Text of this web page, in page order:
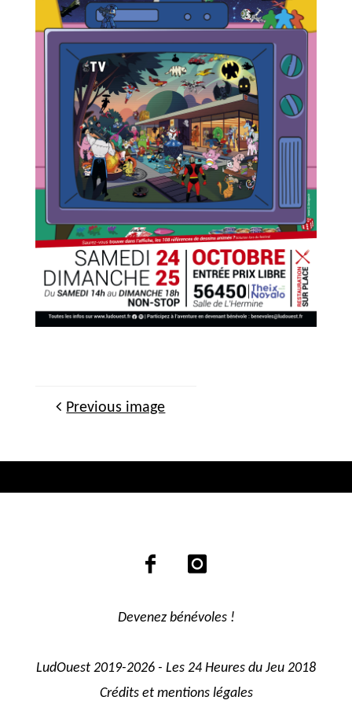
Previous image
Devenez bénévoles !
LudOuest 2019-2026 - Les 24 Heures du Jeu 2018
Crédits et mentions légales